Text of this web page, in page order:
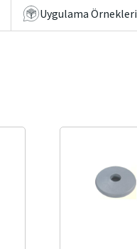
Uygulama Örnekleri